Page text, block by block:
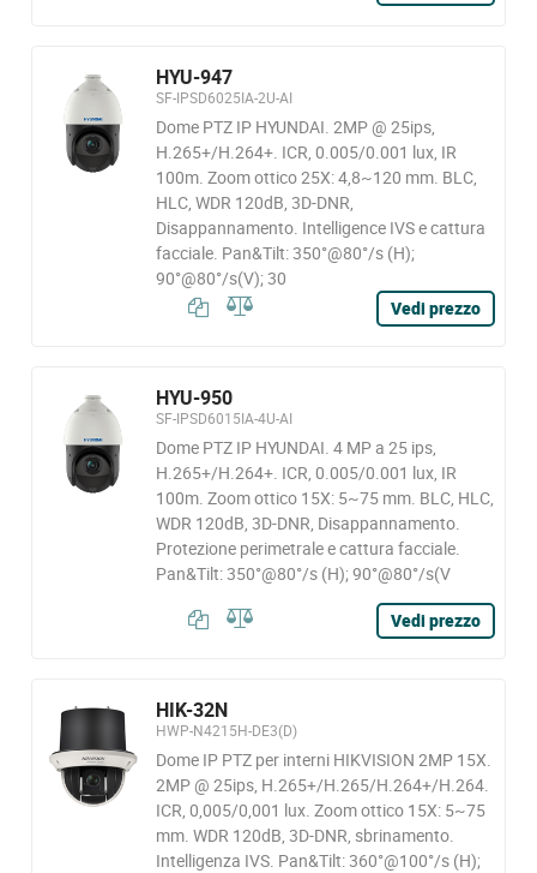
HYU-947
SF-IPSD6025IA-2U-AI
Dome PTZ IP HYUNDAI. 2MP @ 25ips,
H.265+/H.264+. ICR, 0.005/0.001 lux, IR
100m. Zoom ottico 25X: 4,8~120 mm. BLC,
HLC, WDR 120dB, 3D-DNR,
Disappannamento. Intelligence IVS e cattura
facciale. Pan&Tilt: 350°@80°/s (H);
90°@80°/s(V); 30
Vedi prezzo
HYU-950
SF-IPSD6015IA-4U-AI
Dome PTZ IP HYUNDAI. 4 MP a 25 ips,
H.265+/H.264+. ICR, 0.005/0.001 lux, IR
100m. Zoom ottico 15X: 5~75 mm. BLC, HLC,
WDR 120dB, 3D-DNR, Disappannamento.
Protezione perimetrale e cattura facciale.
Pan&Tilt: 350°@80°/s (H); 90°@80°/s(V
Vedi prezzo
HIK-32N
HWP-N4215H-DE3(D)
Dome IP PTZ per interni HIKVISION 2MP 15X.
2MP @ 25ips, H.265+/H.265/H.264+/H.264.
ICR, 0,005/0,001 lux. Zoom ottico 15X: 5~75
mm. WDR 120dB, 3D-DNR, sbrinamento.
Intelligenza IVS. Pan&Tilt: 360°@100°/s (H);